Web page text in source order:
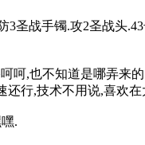
战手镯.攻2圣战头
不知道是哪弄来的
行,技术不用说,喜欢
.